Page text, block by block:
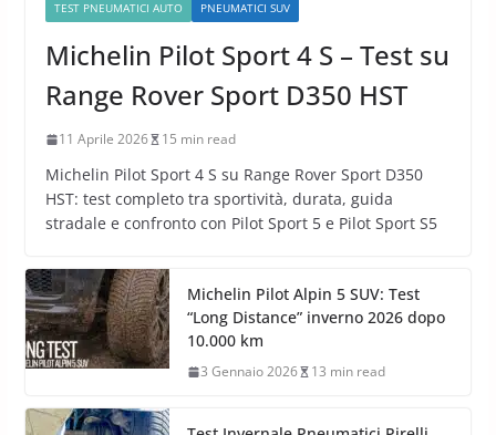
TEST PNEUMATICI AUTO PNEUMATICI SUV
Michelin Pilot Sport 4 S – Test su
Range Rover Sport D350 HST
11 Aprile 2026 15 min read
Michelin Pilot Sport 4 S su Range Rover Sport D350
HST: test completo tra sportività, durata, guida
stradale e confronto con Pilot Sport 5 e Pilot Sport S5
Michelin Pilot Alpin 5 SUV: Test
“Long Distance” inverno 2026 dopo
10.000 km
3 Gennaio 2026 13 min read